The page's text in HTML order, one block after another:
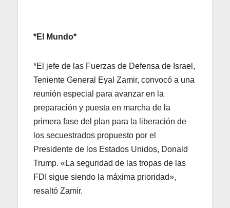
*El Mundo*
*El jefe de las Fuerzas de Defensa de Israel,
Teniente General Eyal Zamir, convocó a una
reunión especial para avanzar en la
preparación y puesta en marcha de la
primera fase del plan para la liberación de
los secuestrados propuesto por el
Presidente de los Estados Unidos, Donald
Trump. «La seguridad de las tropas de las
FDI sigue siendo la máxima prioridad»,
resaltó Zamir.